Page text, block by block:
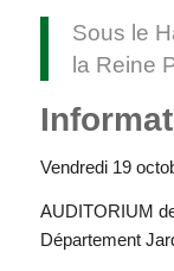
Sous le
la Reine
Vendredi 19
AUDITORIUM
Département